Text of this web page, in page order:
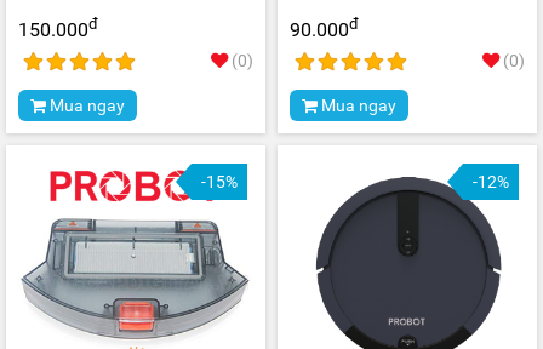
150.000đ
(0)
Mua ngay
90.000đ
(0)
Mua ngay
-15% -12%